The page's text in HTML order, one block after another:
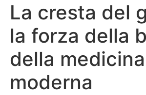
La cresta del
la forza della
della medicina
moderna